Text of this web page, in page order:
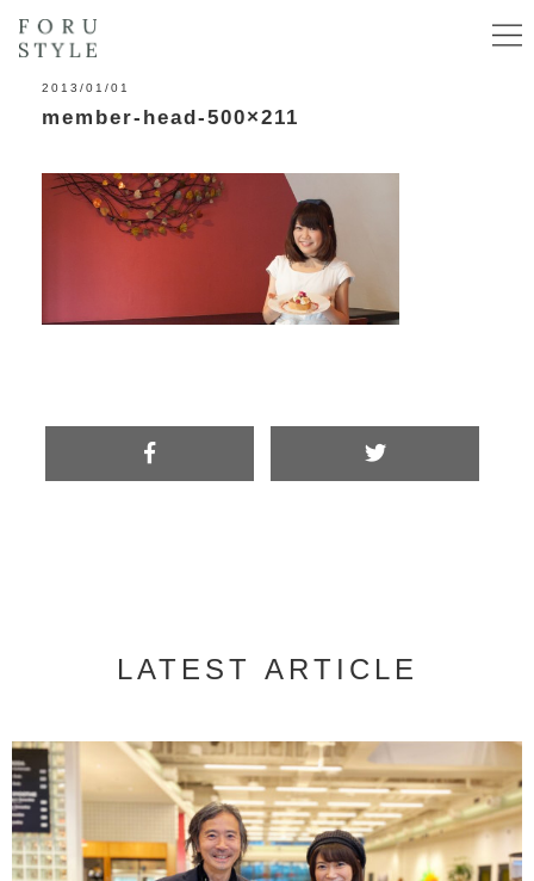
2013/01/01
member-head-500×211
LATEST ARTICLE